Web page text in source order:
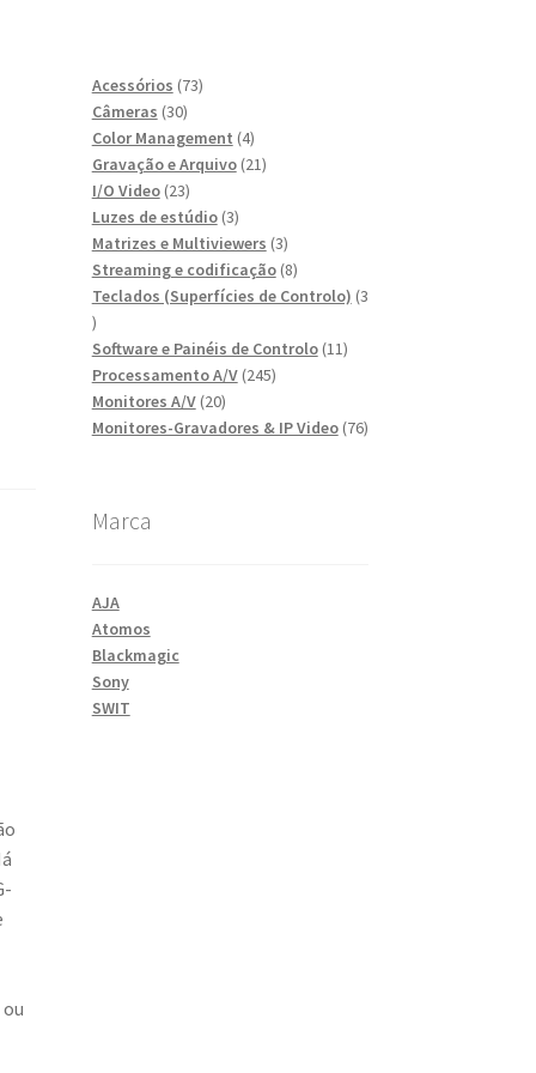
Acessórios 7373
Câmeras 3030
produtos
Color Management 44
produtos
Gravação e Arquivo 2121
I/O Video 2323
produtos
Luzes de estúdio 33
produtos
Matrizes e Multiviewers 33
produtos
Streaming e codificação 88
produtos
Teclados (Superfícies de Controlo) 3
3
produtos
Software e Painéis de Controlo 1111
Processamento A/V 245245
Monitores A/V 2020
produtos
Monitores-Gravadores & IP Video 7676
Marca
AJA
Atomos
Blackmagic
Sony
SWIT